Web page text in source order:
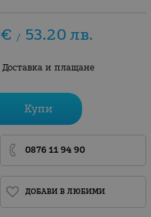
€ / 53.20 лв.
Доставка и плащане
Купи
0876 11 94 90
ДОБАВИ В ЛЮБИМИ